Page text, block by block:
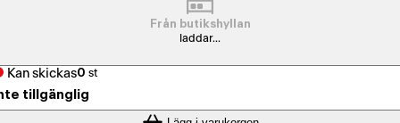
Från butikshyllan
laddar...
Kan skickas0 st
tillgänglig